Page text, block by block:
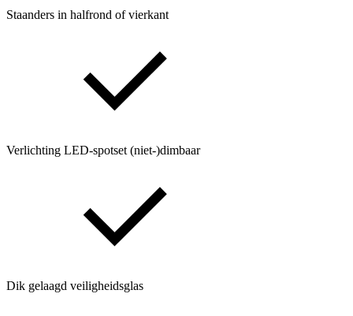
Staanders in halfrond of vierkant
Verlichting LED-spotset (niet-)dimbaar
Dik gelaagd veiligheidsglas